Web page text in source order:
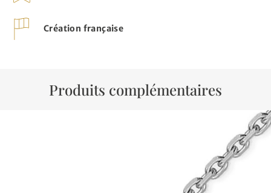
Création française
Produits complémentaires